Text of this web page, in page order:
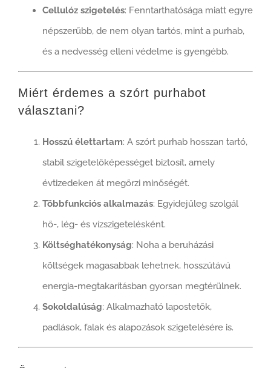
Cellulóz szigetelés: Fenntarthatósága miatt egyre
népszerűbb, de nem olyan tartós, mint a purhab,
és a nedvesség elleni védelme is gyengébb.
Miért érdemes a szórt purhabot
választani?
Hosszú élettartam: A szórt purhab hosszan tartó,
stabil szigetelőképességet biztosít, amely
évtizedeken át megőrzi minőségét.
Többfunkciós alkalmazás: Egyidejűleg szolgál
hő-, lég- és vízszigetelésként.
Költséghatékonyság: Noha a beruházási
költségek magasabbak lehetnek, hosszútávú
energia-megtakarításban gyorsan megtérülnek.
Sokoldalúság: Alkalmazható lapostetők,
padlások, falak és alapozások szigetelésére is.